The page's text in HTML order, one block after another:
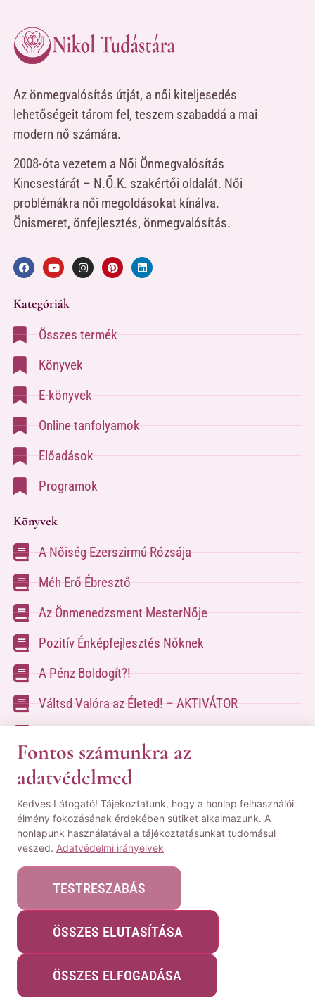
Az önmegvalósítás útját, a női kiteljesedés
lehetőségeit tárom fel, teszem szabaddá a mai
modern nő számára.
2008-óta vezetem a Női Önmegvalósítás
Kincsestárát – N.Ő.K. szakértői oldalát. Női
problémákra női megoldásokat kínálva.
Önismeret, önfejlesztés, önmegvalósítás.
Kategóriák
Összes termék
Könyvek
E-könyvek
Online tanfolyamok
Előadások
Programok
Könyvek
A Nőiség Ezerszirmú Rózsája
Méh Erő Ébresztő
Az Önmenedzsment MesterNője
Pozitív Énképfejlesztés Nőknek
A Pénz Boldogít?!
Váltsd Valóra az Életed! – AKTIVÁTOR
A kapcsolatfelvételhez kérlek tölsd ki az űrlapot
aKapcsolat oldalon
© Minden jog fenntartva! | Pozsgai Nikoletta Tudástára.
|ÁSZF|Adatvédelmi Nyilatkozat
Webshopot készítette:WeblapMentor
Fontos számunkra az
adatvédelmed
Kedves Látogató! Tájékoztatunk, hogy a honlap felhasználói
élmény fokozásának érdekében sütiket alkalmazunk. A
honlapunk használatával a tájékoztatásunkat tudomásul
veszed. Adatvédelmi irányelvek
TESTRESZABÁS
ÖSSZES ELUTASÍTÁSA
ÖSSZES ELFOGADÁSA